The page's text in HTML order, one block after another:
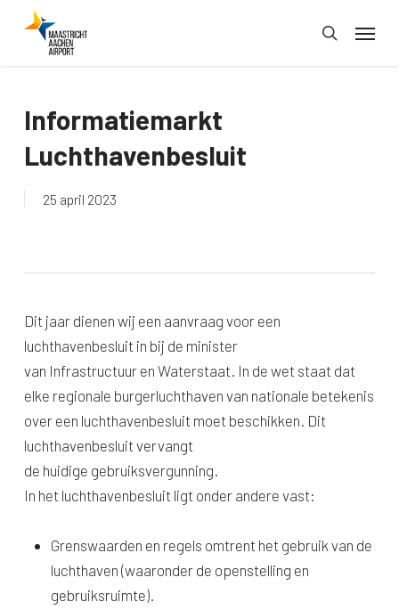
search
Menu
Informatiemarkt
Luchthavenbesluit
25 april 2023
Dit jaar dienen wij een aanvraag voor een
luchthavenbesluit in bij de minister
van Infrastructuur en Waterstaat. In de wet staat dat
elke regionale burgerluchthaven van nationale betekenis
over een luchthavenbesluit moet beschikken. Dit
luchthavenbesluit vervangt
de huidige gebruiksvergunning.
In het luchthavenbesluit ligt onder andere vast:
Grenswaarden en regels omtrent het gebruik van de
luchthaven (waaronder de openstelling en
gebruiksruimte).